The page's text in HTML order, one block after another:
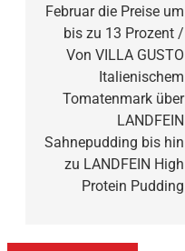
Februar die Preise um
bis zu 13 Prozent /
Von VILLA GUSTO
Italienischem
Tomatenmark über
LANDFEIN
Sahnepudding bis hin
zu LANDFEIN High
Protein Pudding